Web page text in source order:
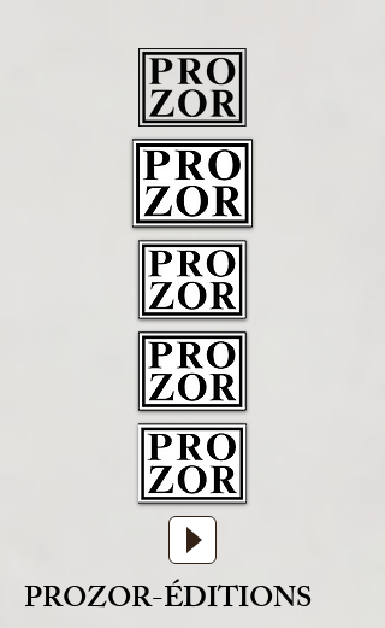
PROZOR-ÉDITIONS